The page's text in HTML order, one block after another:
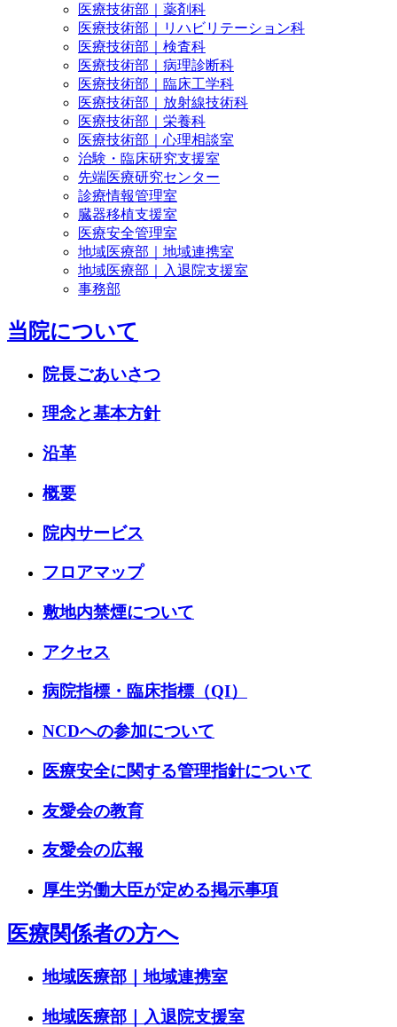
医療技術部｜薬剤科
医療技術部｜リハビリテーション科
医療技術部｜検査科
医療技術部｜病理診断科
医療技術部｜臨床工学科
医療技術部｜放射線技術科
医療技術部｜栄養科
医療技術部｜心理相談室
治験・臨床研究支援室
先端医療研究センター
診療情報管理室
臓器移植支援室
医療安全管理室
地域医療部｜地域連携室
地域医療部｜入退院支援室
事務部
当院について
院長ごあいさつ
理念と基本方針
沿革
概要
院内サービス
フロアマップ
敷地内禁煙について
アクセス
病院指標・臨床指標（QI）
NCDへの参加について
医療安全に関する管理指針について
友愛会の教育
友愛会の広報
厚生労働大臣が定める掲示事項
医療関係者の方へ
地域医療部｜地域連携室
地域医療部｜入退院支援室